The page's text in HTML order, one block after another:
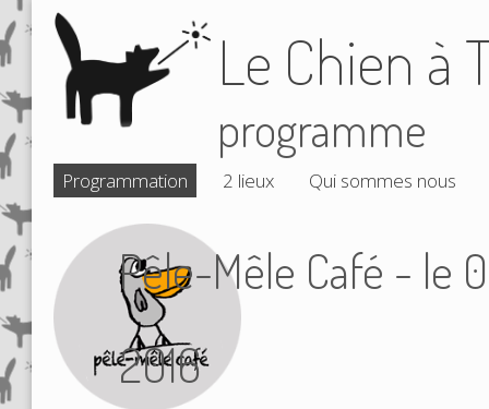
Le Chien à
programme
Programmation 2 lieux Qui sommes nous
Pêle-Mêle Café - le
2016